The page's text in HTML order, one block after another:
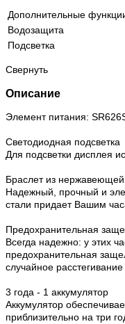
Дополнительные
Водозащита
Подсветка
Свернуть
Описание
Элемент питания:
Светодиодная подсветка
Для подсветки дисплея
Браслет из нержавеющей
Надежный, прочный и
стали придает Вашим
Предохранительная
Всегда надежно: у этих
предохранительная
случайное
3 года - 1 аккумулятор
Аккумулятор
приблизительно на три